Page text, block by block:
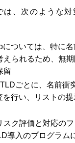
は、次のような対
については、特に
えられるため、無
留
ごとに、名前衝
を行い、リストの
スク評価と対応の
導入のプログラム